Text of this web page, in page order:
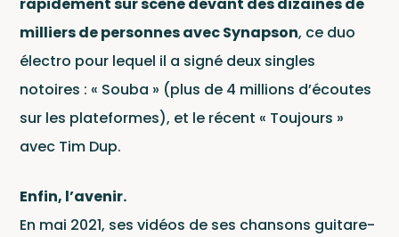
milliers de personnes avec Synapson, ce duo
électro pour lequel il a signé deux singles
notoires : « Souba » (plus de 4 millions d’écoutes
sur les plateformes), et le récent « Toujours »
avec Tim Dup.
Enfin, l’avenir.
En mai 2021, ses vidéos de ses chansons guitare-